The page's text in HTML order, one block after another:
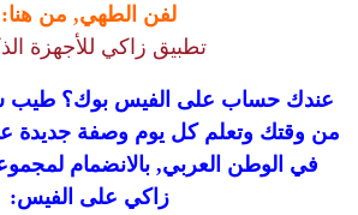
لفن الطهي, من هنا:
تطبيق زاكي للأجهزة
عندك حساب على الفيس بوك؟ طيب
من وقتك وتعلم كل يوم وصفة جديدة
في الوطن العربي, بالانضمام
زاكي على الفيس: